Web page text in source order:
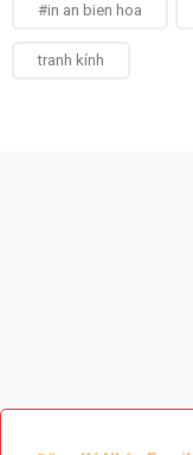
#in an bien hoa
tranh kính